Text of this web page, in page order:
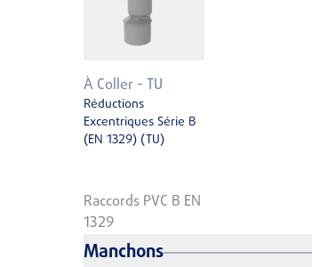
À Coller - TU
Réductions
Excentriques Série B
(EN 1329) (TU)
Raccords PVC B EN
1329
Manchons